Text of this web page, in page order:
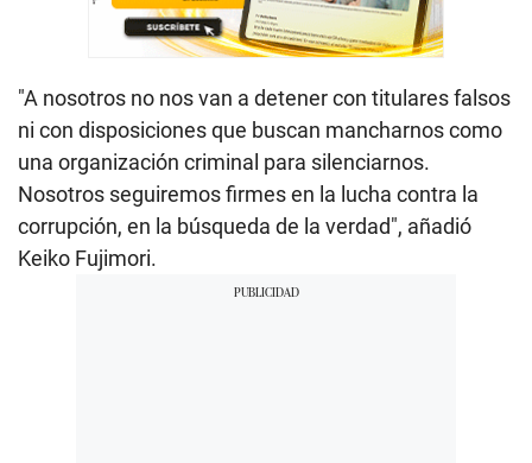
"A nosotros no nos van a detener con titulares falsos
ni con disposiciones que buscan mancharnos como
una organización criminal para silenciarnos.
Nosotros seguiremos firmes en la lucha contra la
corrupción, en la búsqueda de la verdad", añadió
Keiko Fujimori.